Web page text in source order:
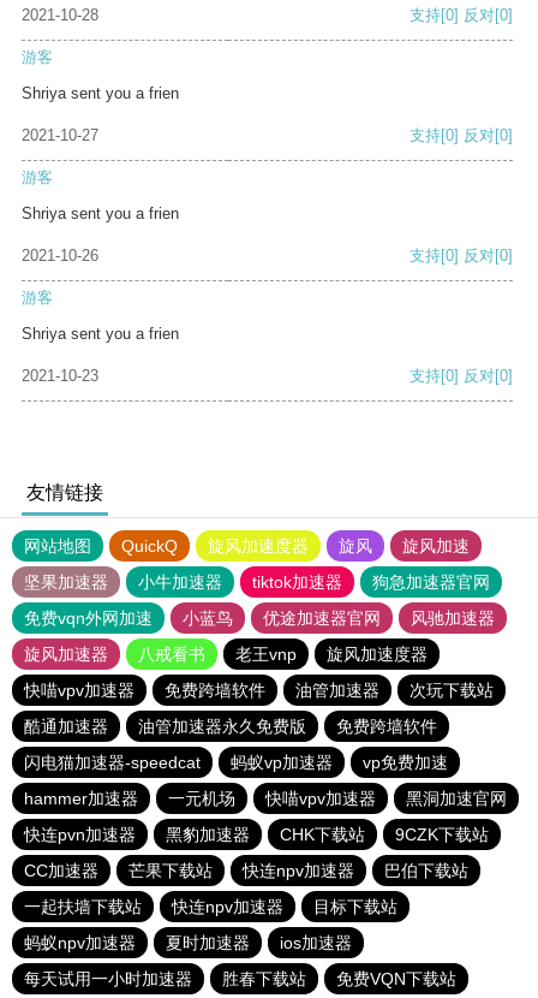
2021-10-28 支持[0] 反对[0]
游客
Shriya sent you a frien
2021-10-27 支持[0] 反对[0]
游客
Shriya sent you a frien
2021-10-26 支持[0] 反对[0]
游客
Shriya sent you a frien
2021-10-23 支持[0] 反对[0]
友情链接
网站地图 QuickQ 旋风加速度器 旋风
旋风加速
坚果加速器
小牛加速器 tiktok加速器
狗急加速器官网
免费vqn外网加速
小蓝鸟 优途加速器官网
风驰加速器
旋风加速器
八戒看书 老王vnp
旋风加速度器
快喵vpv加速器
免费跨墙软件 油管加速器
次玩下载站
酷通加速器
油管加速器永久免费版
免费跨墙软件
闪电猫加速器-speedcat
蚂蚁vp加速器
vp免费加速
hammer加速器
一元机场 快喵vpv加速器
黑洞加速官网
快连pvn加速器
黑豹加速器 CHK下载站
9CZK下载站
CC加速器
芒果下载站 快连npv加速器
巴伯下载站
一起扶墙下载站
快连npv加速器
目标下载站
蚂蚁npv加速器
夏时加速器
ios加速器
每天试用一小时加速器
胜春下载站 免费VQN下载站